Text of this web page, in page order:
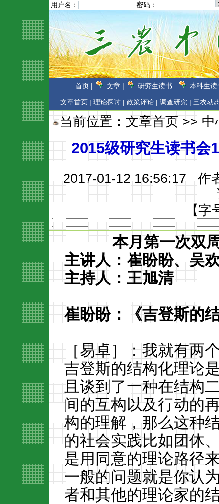
用户名： 密码：
首页 | 文章 | 研究生读书 | 本科生读
文章首页 | 理论探讨 | 政策评论 | 调查研究 | 三农动
当前位置：文章首页>>中
2015级研究生读书会
2017-01-12 16:56:17 作
【字
本月第一次双
主讲人：崔盼盼、吴
主持人：王旭清
崔盼盼：《吉登斯的
［易卓］：我就有两
吉登斯的结构化理论
且谈到了一种在结构
间的互构以及行动的
构的理解，那么这种
的社会实践比如团体
是用同意的理论路径
一般的问题就是你认
者和其他的理论家的